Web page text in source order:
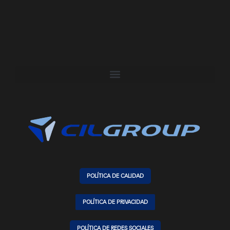
POLÍTICA DE CALIDAD
POLÍTICA DE PRIVACIDAD
POLÍTICA DE REDES SOCIALES